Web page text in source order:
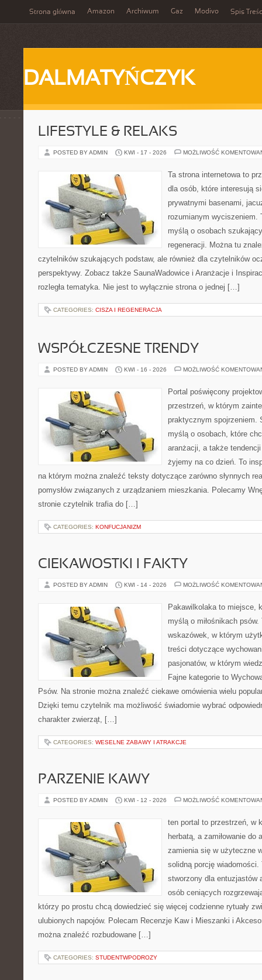
Strona główna Amazon Archiwum Gaz Modivo Spis
DALMATYŃCZYK
LIFESTYLE & RELAKS
POSTED BY ADMIN KWI - 17 - 2026 MOŻLIWOŚĆ
Ta strona internetowa to
dla osób, które interesują
prywatnymi basenami,
rozumianym wyciszeniem.
myślą o osobach
regeneracji. Można tu
czytelników szukających podstaw, ale również dla czytelników
perspektywy. Zobacz także SaunaWadowice i Aranżacje i
rozległa tematyka. Nie jest to wyłącznie strona o jednej […]
CATEGORIES: CISZA I REGENERACJA
WSPÓŁCZESNE TRENDY
POSTED BY ADMIN KWI - 16 - 2026 MOŻLIWOŚĆ
Portal poświęcony
przestrzeń, w którym
praktycznym spojrzeniem.
myślą o osobach, które
aranżacji, a także
żyjemy na co dzień. To
na którym można znaleźć teksty dotyczące zarówno słynnych
pomysłów związanych z urządzaniem mieszkania. Polecamy
stronie czytelnik trafia do […]
CATEGORIES: KONFUCJANIZM
CIEKAWOSTKI I FAKTY
POSTED BY ADMIN KWI - 14 - 2026 MOŻLIWOŚĆ
Pakawilkolaka to miejsce,
myślą o miłośnikach
wskazówek, w którym
treści dotyczące
pasjonatów, w którym
Fajne kategorie to
Psów. Na stronie można znaleźć ciekawe omówienia wielu
Dzięki temu czytelnik ma możliwość świadomie wybrać
charakter zwierząt, […]
CATEGORIES: WESELNE ZABAWY I ATRAKCJE
PARZENIE KAWY
POSTED BY ADMIN KWI - 12 - 2026 MOŻLIWOŚĆ
ten portal to przestrzeń, w
herbatą, a zamiłowanie do
zamienia się w użyteczne
solidną porcję wiadomości.
stworzony dla entuzjastów
osób ceniących
którzy po prostu chcą dowiedzieć się więcej codzienne rytuały
ulubionych napojów. Polecam Recenzje Kaw i Mieszanki i
można znaleźć rozbudowane […]
CATEGORIES: STUDENTWPODROZY